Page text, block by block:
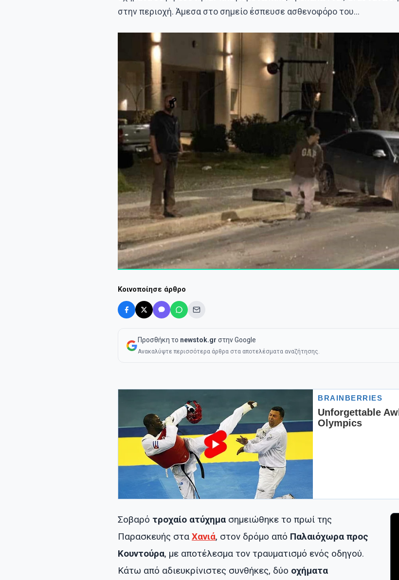
στην περιοχή. Άμεσα στο σημείο έσπευσε ασθενοφόρο του…
Κοινοποίησε άρθρο
Προσθήκη το newstok.gr στην Google
Ανακαλύψτε περισσότερα άρθρα στα αποτελέσματα αναζήτησης.
Σοβαρό τροχαίο ατύχημα σημειώθηκε το πρωί της
Παρασκευής στα Χανιά, στον δρόμο από Παλαιόχωρα προς
Κουντούρα, με αποτέλεσμα τον τραυματισμό ενός οδηγού.
Κάτω από αδιευκρίνιστες συνθήκες, δύο οχήματα